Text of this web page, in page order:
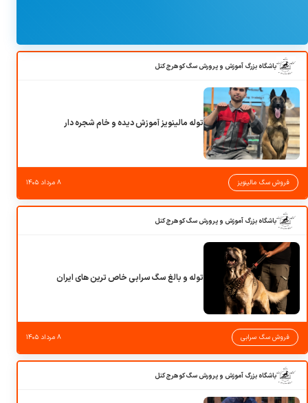
باشگاه بزرگ آموزش و پرورش سگ کوهرج کنل
توله مالینویز آموزش دیده و خام شجره دار
فروش سگ مالینویز ۸ مرداد ۱۴۰۵
باشگاه بزرگ آموزش و پرورش سگ کوهرج کنل
توله و بالغ سگ سرابی خاص ترین های ایران
فروش سگ سرابی ۸ مرداد ۱۴۰۵
باشگاه بزرگ آموزش و پرورش سگ کوهرج کنل